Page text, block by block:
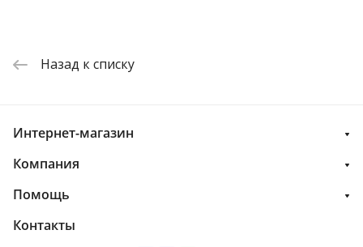
Назад к списку
Интернет-магазин
Компания
Помощь
Контакты